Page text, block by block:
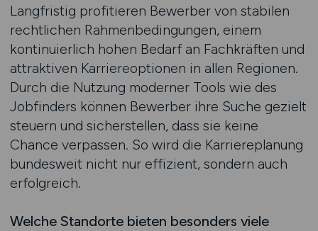
Langfristig profitieren Bewerber von stabilen
rechtlichen Rahmenbedingungen, einem
kontinuierlich hohen Bedarf an Fachkräften und
attraktiven Karriereoptionen in allen Regionen.
Durch die Nutzung moderner Tools wie des
Jobfinders können Bewerber ihre Suche gezielt
steuern und sicherstellen, dass sie keine
Chance verpassen. So wird die Karriereplanung
bundesweit nicht nur effizient, sondern auch
erfolgreich.
Welche Standorte bieten besonders viele